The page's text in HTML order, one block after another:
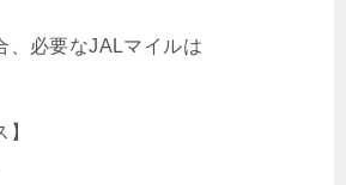
、必要なJALマイルは